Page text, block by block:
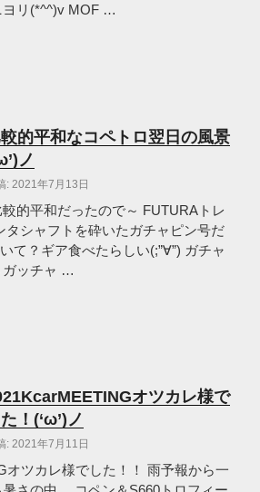
ヨリ(*^^)v MOF …
較的平和なコペトロ翌日の風景
ノ
: 2021年7月13日
的平和だったので～ FUTURAトレ
タシャフトを砕いたガチャピン号だ
て？ギア食べたらしい(;”∀”) ガチャ
ッチャ …
オツカレ様で
！(‘ω’)ノ
: 2021年7月11日
オツカレ様でした！！ 雨予報から一